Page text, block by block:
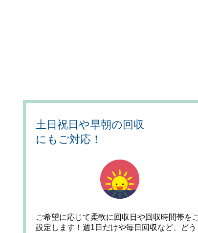
土日祝日や早朝の回収
にもご対応！
ご希望に応じて柔軟に回収日や回収時間帯を
設定します！週1日だけや毎日回収など、どう